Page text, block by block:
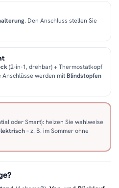
. Den Anschluss stellen Sie
(2-in-1, drehbar) + Thermostatkopf
werden mitBlindstopfen
oder Smart): heizen Sie wahlweise
– z. B. im Sommer ohne